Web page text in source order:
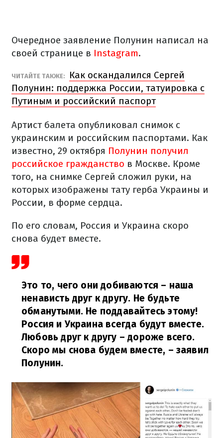
Очередное заявление Полунин написал на
своей странице в Instagram.
ЧИТАЙТЕ ТАКЖЕ:
Как оскандалился Сергей
Полунин: поддержка России, татуировка с
Путиным и российский паспорт
Артист балета опубликовал снимок с
украинским и российским паспортами. Как
известно, 29 октября Полунин получил
российское гражданство в Москве. Кроме
того, на снимке Сергей сложил руки, на
которых изображены тату герба Украины и
России, в форме сердца.
По его словам, Россия и Украина скоро
снова будет вместе.
Это то, чего они добиваются – наша
ненависть друг к другу. Не будьте
обманутыми. Не поддавайтесь этому!
Россия и Украина всегда будут вместе.
Любовь друг к другу – дороже всего.
Скоро мы снова будем вместе, – заявил
Полунин.